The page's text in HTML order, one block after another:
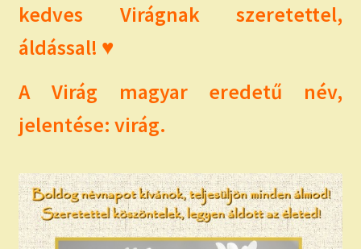
kedves Virágnak szeretettel,
áldással! ♥
A Virág magyar eredetű név,
jelentése: virág.